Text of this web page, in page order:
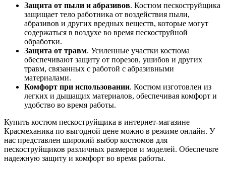
Защита от пыли и абразивов. Костюм пескоструйщика
защищает тело работника от воздействия пыли,
абразивов и других вредных веществ, которые могут
содержаться в воздухе во время пескоструйной
обработки.
Защита от травм. Усиленные участки костюма
обеспечивают защиту от порезов, ушибов и других
травм, связанных с работой с абразивными
материалами.
Комфорт при использовании. Костюм изготовлен из
легких и дышащих материалов, обеспечивая комфорт и
удобство во время работы.
Купить костюм пескоструйщика в интернет-магазине
Красмеханика по выгодной цене можно в режиме онлайн. У
нас представлен широкий выбор костюмов для
пескоструйщиков различных размеров и моделей. Обеспечьте
надежную защиту и комфорт во время работы.